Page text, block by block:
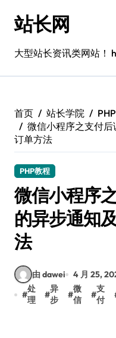
站长网
大型站长资讯类网站！
首页 站长学院
微信小程序之支付
订单方法
PHP教程
微信小程序
的异步通知
法
由 dawei 4 月 25,
#
处
理
#
异
步
#
微
信
#
支
付